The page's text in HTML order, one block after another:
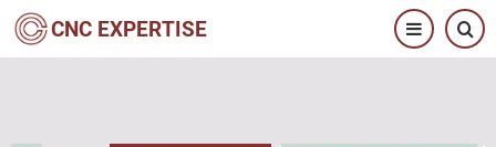
Aller
au
CNC EXPERTISE